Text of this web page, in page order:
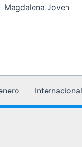
Magdalena Joven
Internacional